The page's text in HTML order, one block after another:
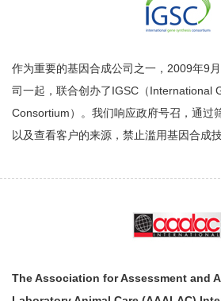
作为重要的基因合成公司之一，2009年9
司一起，联合创办了IGSC（International
Consortium）。我们响应政府号召，通过
以及查看客户的来源，禁止滥用基因合成技
The Association for Assessment and